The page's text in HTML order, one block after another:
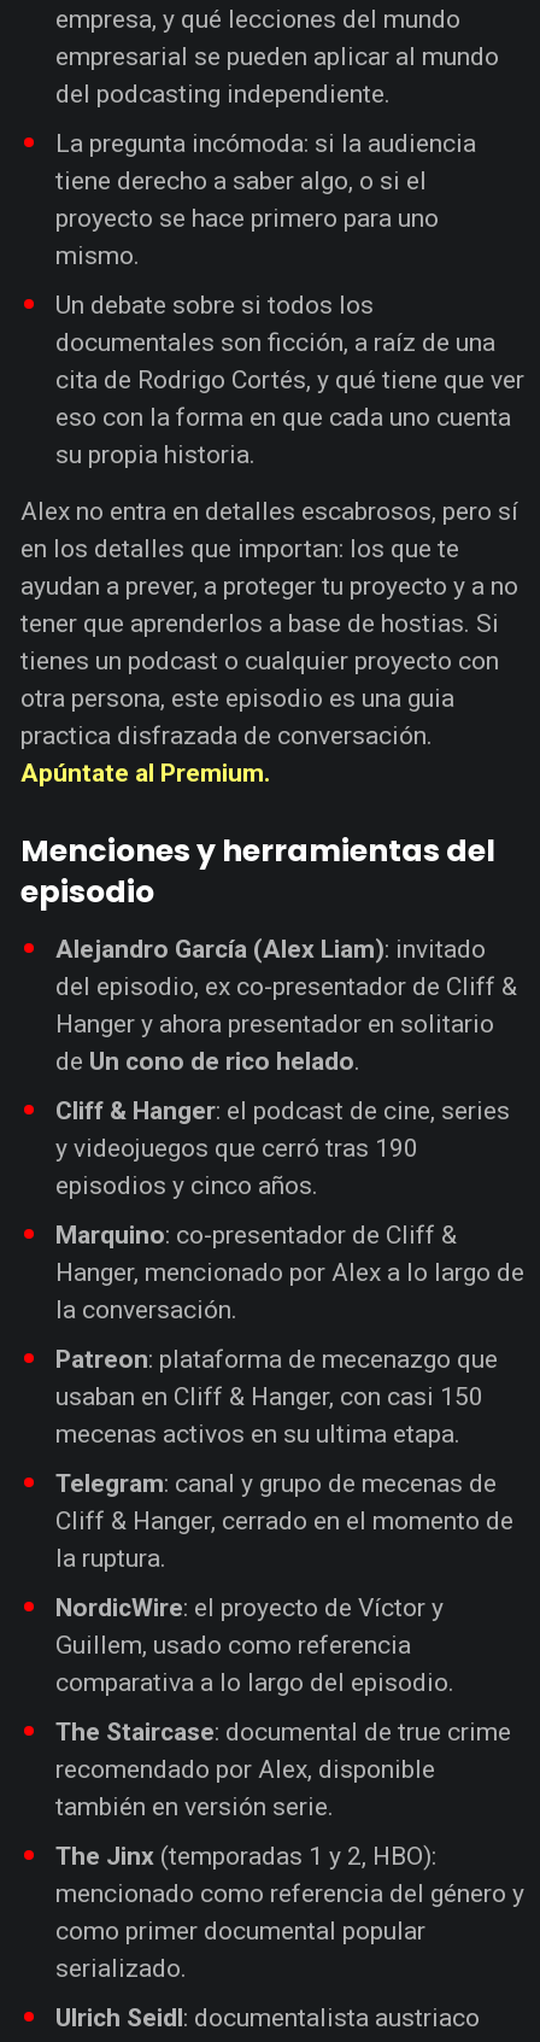
empresa, y qué lecciones del mundo
empresarial se pueden aplicar al mundo
del podcasting independiente.
La pregunta incómoda: si la audiencia
tiene derecho a saber algo, o si el
proyecto se hace primero para uno
mismo.
Un debate sobre si todos los
documentales son ficción, a raíz de una
cita de Rodrigo Cortés, y qué tiene que ver
eso con la forma en que cada uno cuenta
su propia historia.
Alex no entra en detalles escabrosos, pero sí
en los detalles que importan: los que te
ayudan a prever, a proteger tu proyecto y a no
tener que aprenderlos a base de hostias. Si
tienes un podcast o cualquier proyecto con
otra persona, este episodio es una guia
practica disfrazada de conversación.
Apúntate al Premium.
Menciones y herramientas del
episodio
Alejandro García (Alex Liam): invitado
del episodio, ex co-presentador de Cliff &
Hanger y ahora presentador en solitario
de Un cono de rico helado.
Cliff & Hanger: el podcast de cine, series
y videojuegos que cerró tras 190
episodios y cinco años.
Marquino: co-presentador de Cliff &
Hanger, mencionado por Alex a lo largo de
la conversación.
Patreon: plataforma de mecenazgo que
usaban en Cliff & Hanger, con casi 150
mecenas activos en su ultima etapa.
Telegram: canal y grupo de mecenas de
Cliff & Hanger, cerrado en el momento de
la ruptura.
NordicWire: el proyecto de Víctor y
Guillem, usado como referencia
comparativa a lo largo del episodio.
The Staircase: documental de true crime
recomendado por Alex, disponible
también en versión serie.
The Jinx (temporadas 1 y 2, HBO):
mencionado como referencia del género y
como primer documental popular
serializado.
Ulrich Seidl : documentalista austriaco